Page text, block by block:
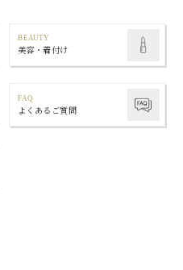
BEAUTY
美容・着付け
FAQ
よくあるご質問